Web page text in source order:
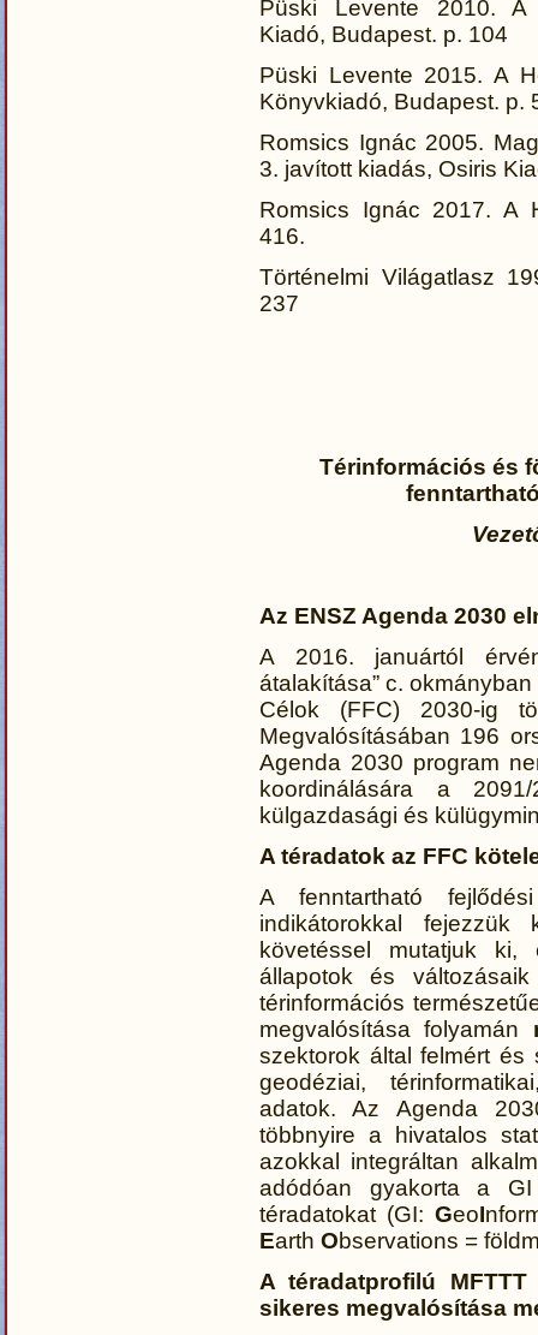
Püski Levente 2010. A
Kiadó, Budapest. p. 104
Püski Levente 2015. A
Könyvkiadó, Budapest. p.
Romsics Ignác 2005.
3. javított kiadás, Osiris
Romsics Ignác 2017. A
416.
Történelmi Világatlasz
237
Térinformációs és
Az ENSZ Agenda 2030
A 2016. januártól
átalakítása” c.
Célok (FFC) 2030-ig
Megvalósításában 196
Agenda 2030 program
koordinálására a
külgazdasági és
A téradatok az FFC
A fenntartható
indikátorokkal
követéssel mutatjuk
állapotok és
térinformációs
megvalósítása folyamán
szektorok által felmért és
geodéziai,
adatok. Az Agenda
többnyire a hivatalos
azokkal integráltan
adódóan gyakorta a
téradatokat (GI: GeoI
Earth Observations =
A téradatprofilú
sikeres megvalósítása